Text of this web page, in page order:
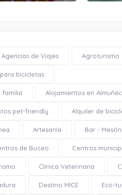
Agencias de Viajes Agroturismo
bicicletas
familia Alojamientos en
pet-friendly Alquiler de
Artesanía Bar - Mesón
de Buceo Centros
Clínica Veterinaria
Destino MICE Eco-